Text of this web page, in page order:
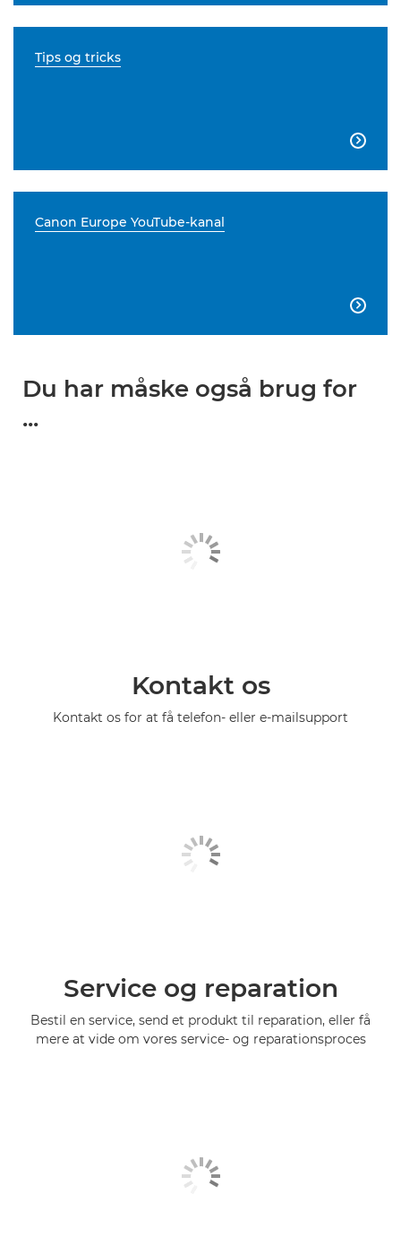
Tips og tricks

Canon Europe YouTube-kanal

Du har måske også brug for
...
Kontakt os
Kontakt os for at få telefon- eller e-mailsupport
Service og reparation
Bestil en service, send et produkt til reparation, eller få
mere at vide om vores service- og reparationsproces